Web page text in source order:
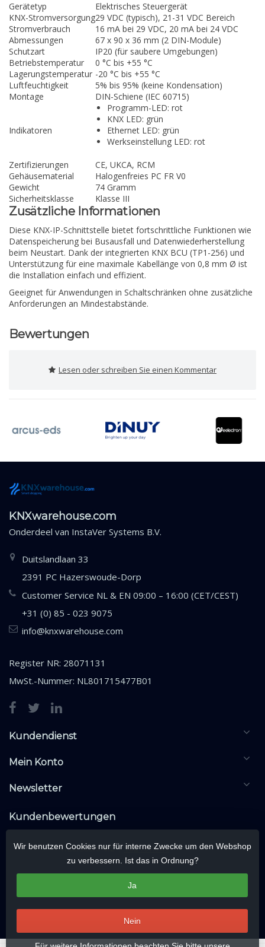
Gerätetyp
Elektrisches Steuergerät
KNX-Stromversorgung29 VDC (typisch), 21-31 VDC Bereich
Stromverbrauch
16 mA bei 29 VDC, 20 mA bei 24 VDC
Abmessungen
67 x 90 x 36 mm (2 DIN-Module)
Schutzart
IP20 (für saubere Umgebungen)
Betriebstemperatur
0 °C bis +55 °C
Lagerungstemperatur -20 °C bis +55 °C
Luftfeuchtigkeit
5% bis 95% (keine Kondensation)
Montage
DIN-Schiene (IEC 60715)
Indikatoren
Programm-LED: rot
KNX LED: grün
Ethernet LED: grün
Werkseinstellung LED: rot
Zertifizierungen
CE, UKCA, RCM
Gehäusematerial
Halogenfreies PC FR V0
Gewicht
74 Gramm
Sicherheitsklasse
Klasse III
Zusätzliche Informationen
Diese KNX-IP-Schnittstelle bietet fortschrittliche Funktionen wie
Datenspeicherung bei Busausfall und Datenwiederherstellung
beim Neustart. Dank der integrierten KNX BCU (TP1-256) und
Unterstützung für eine maximale Kabellänge von 0,8 mm Ø ist
die Installation einfach und effizient.
Geeignet für Anwendungen in Schaltschränken ohne zusätzliche
Anforderungen an Mindestabstände.
Bewertungen
Lesen oder schreiben Sie einen Kommentar
KNXwarehouse.com
Onderdeel van InstaVer Systems B.V.
Duitslandlaan 33
2391 PC Hazerswoude-Dorp
Customer Service NL & EN 09:00 – 16:00 (CET/CEST)
+31 (0) 85 - 023 9075
info@knxwarehouse.com
Register NR: 28071131
MwSt.-Nummer: NL801715477B01
Kundendienst
Mein Konto
Newsletter
Kundenbewertungen
Wir benutzen Cookies nur für interne Zwecke um den Webshop
zu verbessern. Ist das in Ordnung?
Ja
Nein